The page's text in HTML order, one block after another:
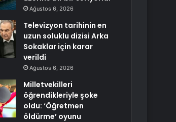
Ağustos 6, 2026
Televizyon tarihinin en
uzun soluklu dizisi Arka
Sokaklar için karar
verildi
Ağustos 6, 2026
Milletvekilleri
öğrendikleriyle şoke
oldu: ‘Öğretmen
öldürme’ oyunu